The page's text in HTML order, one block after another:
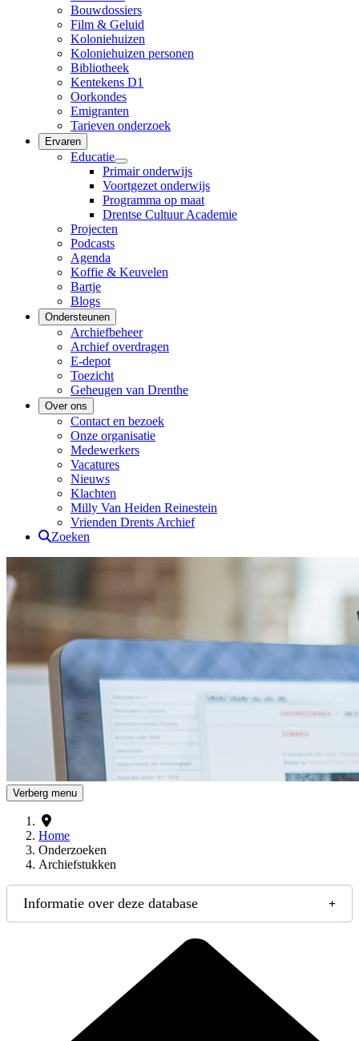
Bouwdossiers
Film & Geluid
Koloniehuizen
Koloniehuizen personen
Bibliotheek
Kentekens D1
Oorkondes
Emigranten
Tarieven onderzoek
Ervaren
Educatie
Primair onderwijs
Voortgezet onderwijs
Programma op maat
Drentse Cultuur Academie
Projecten
Podcasts
Agenda
Koffie & Keuvelen
Bartje
Blogs
Ondersteunen
Archiefbeheer
Archief overdragen
E-depot
Toezicht
Geheugen van Drenthe
Over ons
Contact en bezoek
Onze organisatie
Medewerkers
Vacatures
Nieuws
Klachten
Milly Van Heiden Reinestein
Vrienden Drents Archief
Zoeken
Drents Archief
Verberg menu
Home
Onderzoeken
Archiefstukken
Informatie over deze database